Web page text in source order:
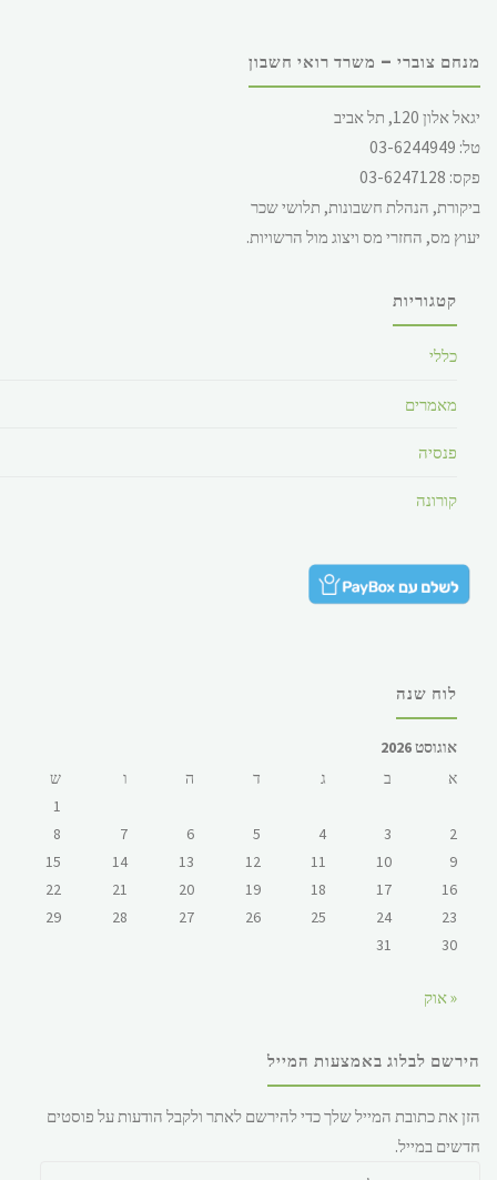
שכר המינימום במשק, החל מ
עבור 5 ימי עבודה ) ולשעה
28.49 ש"ח.
מנחם צוברי – משרד רואי חשבון
יגאל אלון 120, תל אביב
טל: 03-6244949
פקס: 03-6247128
ביקורת, הנהלת חשבונות, תלושי שכר
יעוץ מס, החזרי מס ויצוג מול הרשויות.
קטגוריות
כללי
מאמרים
פנסיה
קורונה
לוח שנה
אוגוסט 2026
א
ב ג ד ה ו
ש
1
2
3
4
5
6
7
8
9
10
11
12
13
14
15
16
17
18
19
20
21
22
23
24
25
26
27
28
29
30
31
« אוק
הירשם לבלוג באמצעות המייל
הזן את כתובת המייל שלך כדי להירשם לאתר ולקבל הודעות על פוסטים
חדשים במייל.